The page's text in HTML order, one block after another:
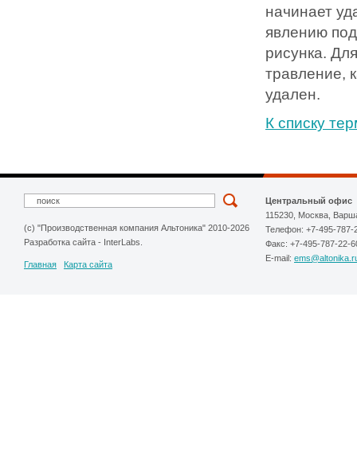
начинает
явлению
рисунка.
травление,
удален.
К списку
(c) "Производственная компания Альтоника" 2010-2026
Разработка сайта - InterLabs
Главная Карта сайта
Центральный офис
115230, Москва,
Телефон: +7-495-787-
Факс: +7-495-787-22-
E-mail: